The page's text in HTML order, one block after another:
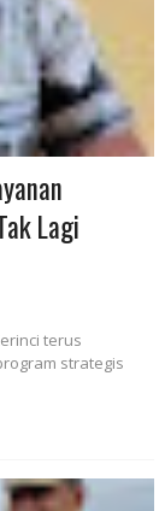
Lagi
terus
strategis